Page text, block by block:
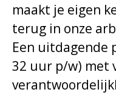
maakt je eigen
terug in onze
Een uitdagende
32 uur p/w) met